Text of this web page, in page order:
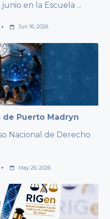
junio en la Escuela ...
Jun 16, 2026
de Puerto Madryn
Nacional de Derecho
May 26, 2026